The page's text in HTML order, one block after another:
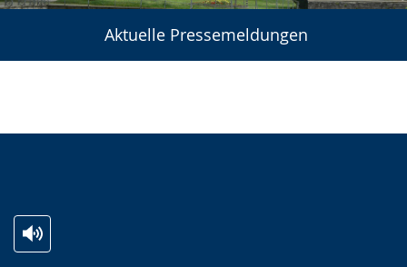
Aktuelle Pressemeldungen